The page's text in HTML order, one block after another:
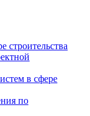
строительства
в сфере
по